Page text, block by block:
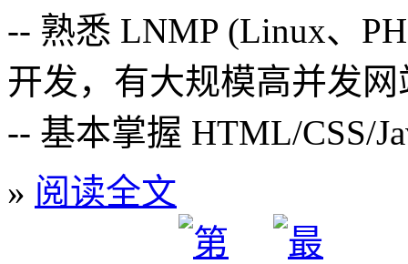
-- 熟悉 LNMP (Linux、
开发，有大规模高并发
-- 基本掌握 HTML/CSS/
» 阅读全文